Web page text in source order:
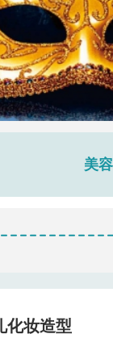
美
化妆造型